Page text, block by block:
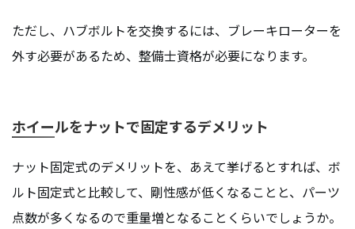
ただし、ハブボルトを交換するには、ブレーキローターを
外す必要があるため、整備士資格が必要になります。
ホイールをナットで固定するデメリット
ナット固定式のデメリットを、あえて挙げるとすれば、ボ
ルト固定式と比較して、剛性感が低くなることと、パーツ
点数が多くなるので重量増となることくらいでしょうか。